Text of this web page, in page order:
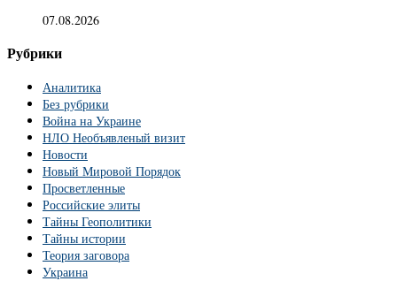
07.08.2026
Рубрики
Аналитика
Без рубрики
Война на Украине
НЛО Необъявленый визит
Новости
Новый Мировой Порядок
Просветленные
Российские элиты
Тайны Геополитики
Тайны истории
Теория заговора
Украина